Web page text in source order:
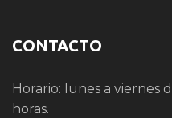
CONTACTO
Horario: lunes a viernes
horas.